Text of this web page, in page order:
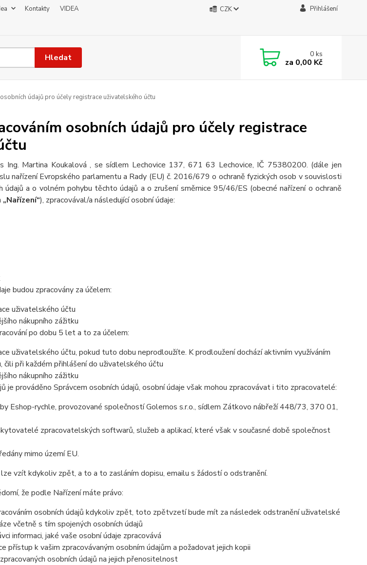
Kontakty
VIDEA
CZK Přihlášení
Hledat 0ks
za 0,00 Kč
údajů pro účely registrace uživatelského účtu
osobních údajů pro účely registrace
Ing. Martina Koukalová , se sídlem Lechovice 137, 671 63 Lechovice, IČ 75380200. (dále jen
nařízení Evropského parlamentu a Rady (EU) č. 2016/679 o ochraně fyzických osob v souvislosti
údajů a o volném pohybu těchto údajů a o zrušení směrnice 95/46/ES (obecné nařízení o ochraně
„Nařízení“), zpracovával/a následující osobní údaje:
budou zpracovány za účelem:
uživatelského účtu
nákupního zážitku
po dobu 5 leta to za účelem:
uživatelského účtu, pokud tuto dobu neprodloužíte. K prodloužení dochází aktivním využíváním
čili při každém přihlášení do uživatelského účtu
nákupního zážitku
je prováděno Správcem osobních údajů, osobní údaje však mohou zpracovávat i tito zpracovatelé:
Eshop-rychle, provozované společností Golemos s.r.o., sídlem Zátkovo nábřeží 448/73, 370 01,
zpracovatelských softwarů, služeb a aplikací, které však v současné době společnost
mimo území EU.
lze vzít kdykoliv zpět, a to a to zasláním dopisu, emailu s žádostí o odstranění.
že podle Nařízení máte právo:
osobních údajů kdykoliv zpět, toto zpětvzetí bude mít za následekodstranění uživatelské
včetně s tím spojených osobních údajů
informaci, jaké vaše osobní údaje zpracovává
přístup k vašim zpracovávaným osobním údajům a požadovat jejich kopii
osobních údajů na jejich přenositelnost